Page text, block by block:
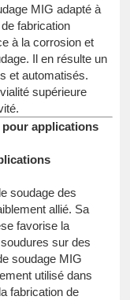
MIG adapté à
fabrication
à la corrosion et
Il en résulte un
et automatisés.
supérieure
pour applications
soudage des
allié. Sa
favorise la
sur des
soudage MIG
utilisé dans
fabrication de